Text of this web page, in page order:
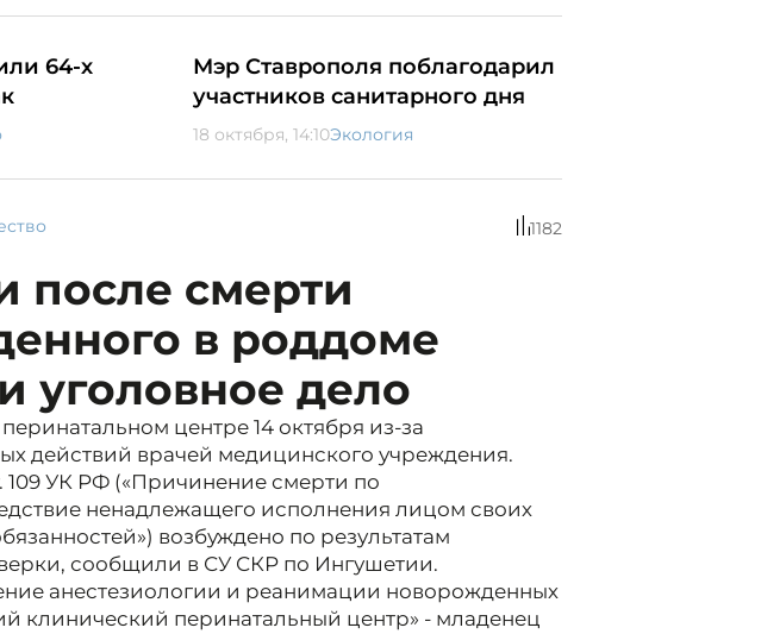
64-х
Мэр Ставрополя поблагодарил
участников санитарного дня
18 октября, 14:10Экология
1182
после смерти
в роддоме
уголовное дело
центре 14 октября из-за
действий врачей медицинского учреждения.
109 УК РФ («Причинение смерти по
ненадлежащего исполнения лицом своих
возбуждено по результатам
сообщили в СУ СКР по Ингушетии.
анестезиологии и реанимации новорожденных
клинический перинатальный центр» - младенец